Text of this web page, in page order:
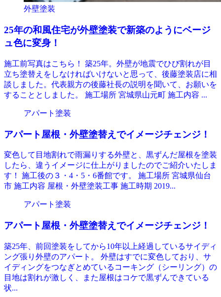
外壁塗装
25年の和風住宅が外壁塗装で新築のようにベージ
ュ色に変身！
施工前写真はこちら！ 築25年。外壁が地震でひび割れが目
立ち塗替えをしなければいけないと思って、後藤塗装店に相
談しました。代表親方の後藤社長の説明を聞いて、お願いを
することとしました。 施工場所 宮城県山元町 施工内容 ...
アパート塗装
アパート屋根・外壁塗替えでイメージチェンジ！
変色して目地割れで雨漏りする外壁と、黒ずんだ屋根を塗装
したら、違うイメージに仕上がりましたのでご紹介いたしま
す！ 施工後の３・4・5・6番館です。 施工場所 宮城県仙台
市 施工内容 屋根・外壁塗装工事 施工時期 2019...
アパート塗装
アパート屋根・外壁塗替えでイメージチェンジ！
築25年、前回塗装をしてから10年以上経過しているサイディ
ング張り外壁のアパート。 外壁はすでに変色しており、サ
イディングをつなぎとめているコーキング（シーリング）の
目地は割れが激しく、また屋根はコケで黒ずんできている
状...